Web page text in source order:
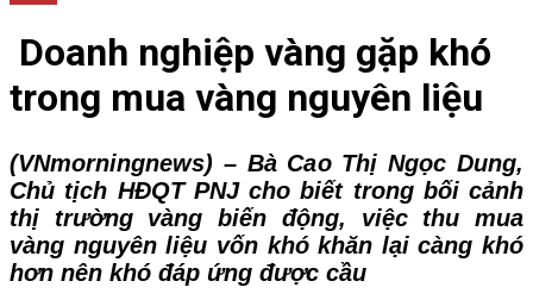
Doanh nghiệp vàng gặp khó
trong mua vàng nguyên liệu
(VNmorningnews) – Bà Cao Thị Ngọc Dung,
Chủ tịch HĐQT PNJ cho biết trong bối cảnh
thị trường vàng biến động, việc thu mua
vàng nguyên liệu vốn khó khăn lại càng khó
hơn nên khó đáp ứng được cầu